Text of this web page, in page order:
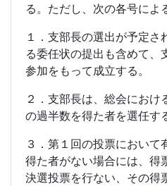
る。ただし、次の各号によ
１．支部長の選出が予定さ
る委任状の提出も含めて、
参加をもって成立する。
２．支部長は、総会におけ
の過半数を得た者を選任す
３．第１回の投票において
得た者がない場合には、得
決選投票を行ない、その得